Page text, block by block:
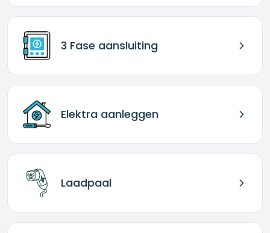
3 Fase aansluiting
Elektra aanleggen
Laadpaal